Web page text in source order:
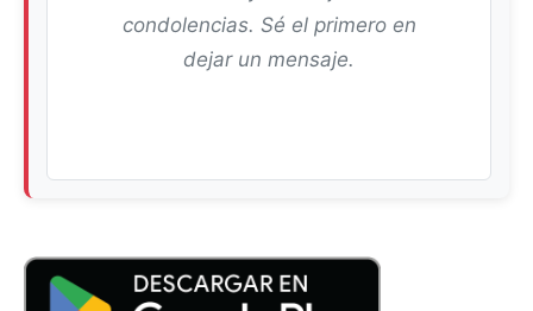
condolencias. Sé el primero en
dejar un mensaje.